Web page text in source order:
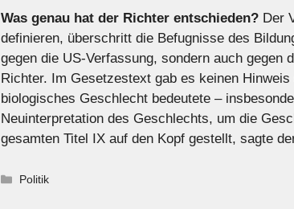
Was genau hat der Richter entschieden? Der
definieren, überschritt die Befugnisse des
gegen die US-Verfassung, sondern auch
Richter. Im Gesetzestext gab es keinen
biologisches Geschlecht bedeutete –
Neuinterpretation des Geschlechts, um die
gesamten Titel IX auf den Kopf gestellt, sagte
Kategorien
Politik